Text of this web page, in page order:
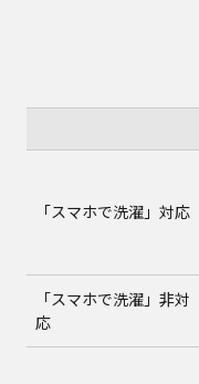
「スマホで洗濯」対応
「スマホで洗濯」非対
応